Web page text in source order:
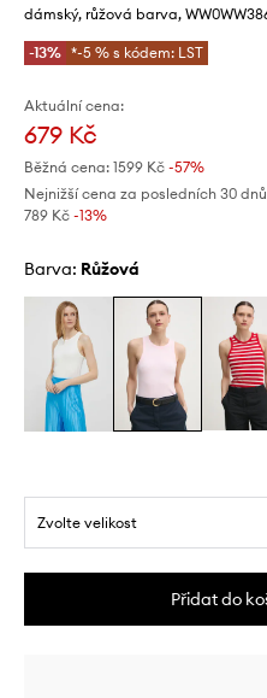
dámský, růžová barva,
-13% *-5 % s kódem: LST
Aktuální cena:
679 Kč
Běžná cena: 1599 Kč -57%
Nejnižší cena za posledních 30
789 Kč -13%
Barva: růžová
Zvolte velikost
Přidat do